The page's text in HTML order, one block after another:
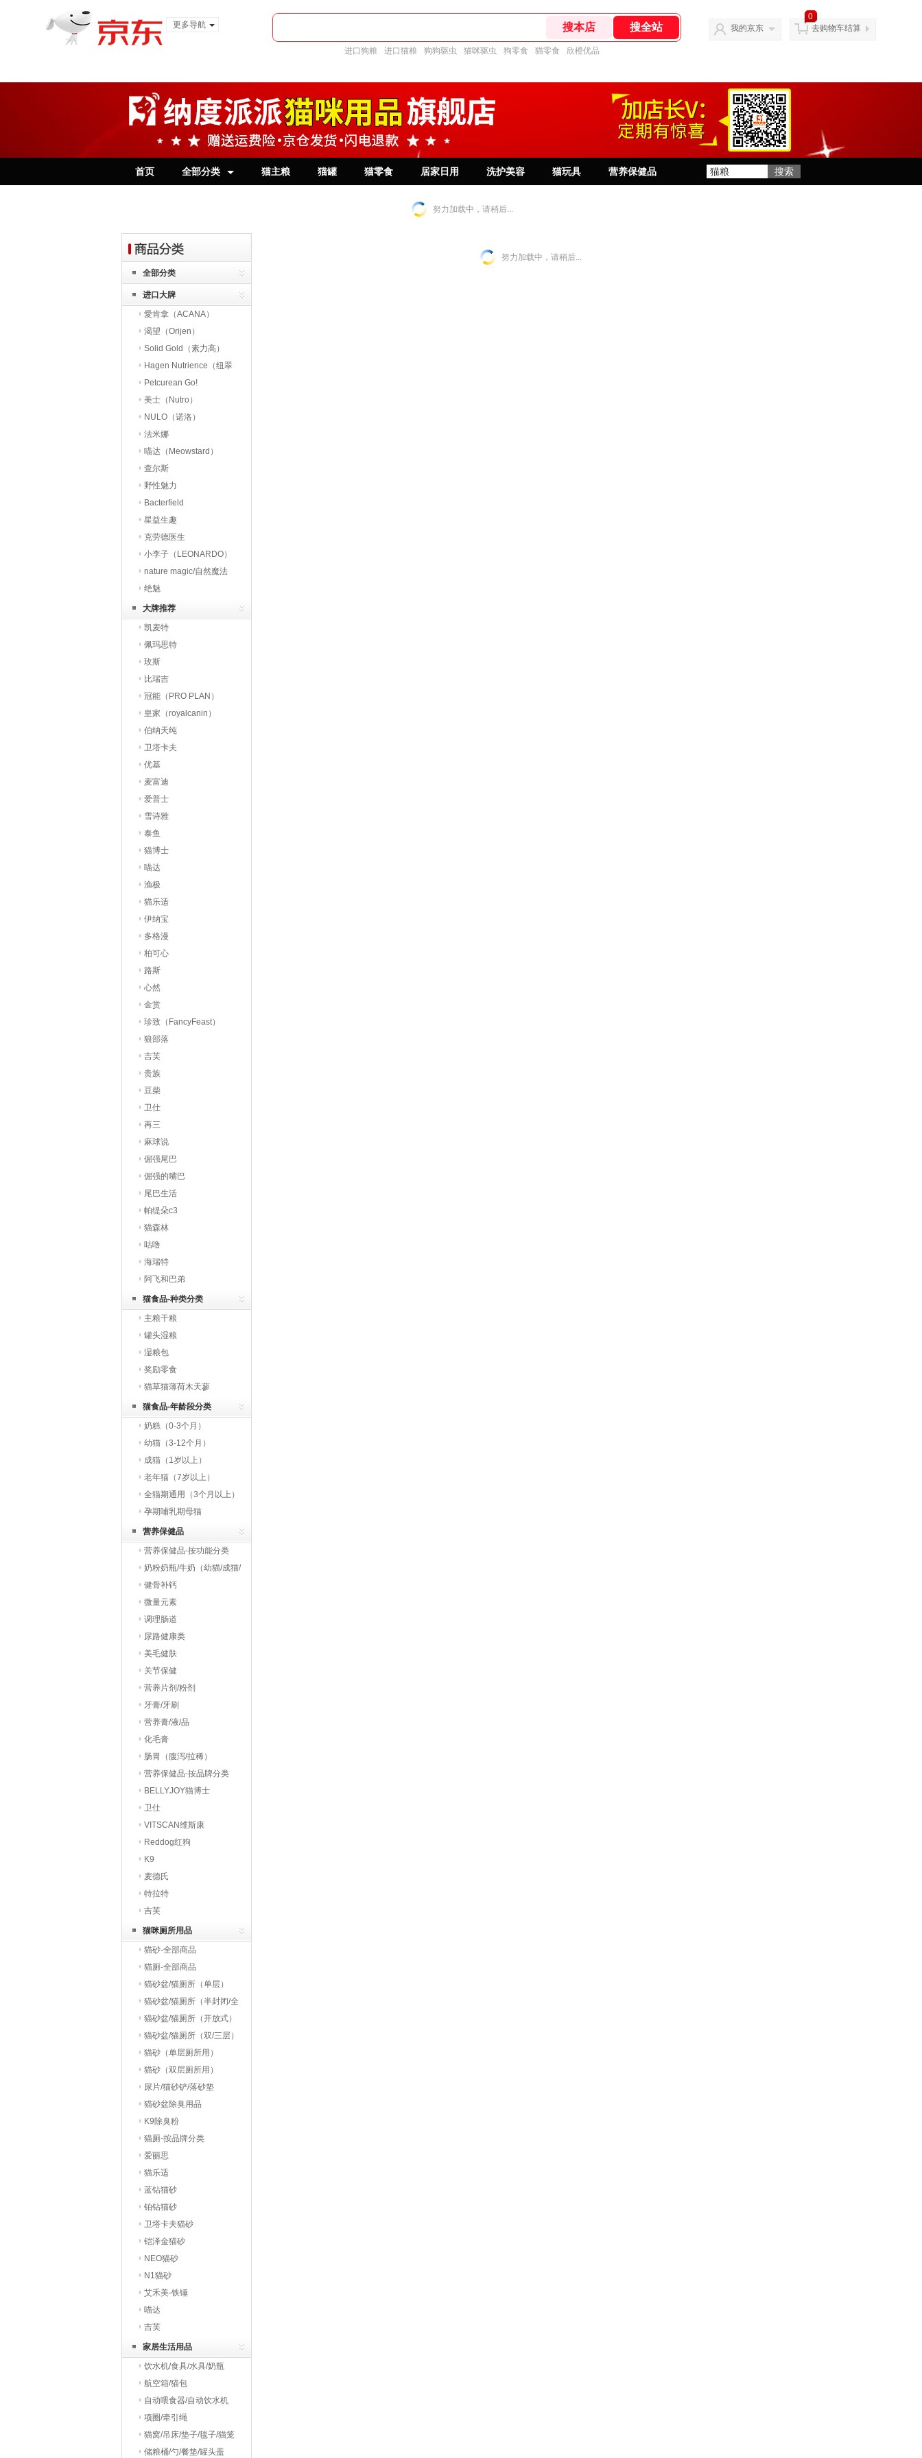
更多导航
进口狗粮 进口猫粮 狗狗驱虫 猫咪驱虫 狗零食 猫零食 欣橙优品
我的京东
0
去购物车结算
首页 全部分类 猫主粮 猫罐 猫零食 居家日用 洗护美容 猫玩具 营养保健品
努力加载中，请稍后...
全部分类
进口大牌
愛肯拿（ACANA）
渴望（Orijen）
Solid Gold（素力高）
Hagen Nutrience（纽翠
斯）
Petcurean Go!
美士（Nutro）
NULO（诺洛）
法米娜
喵达（Meowstard）
查尔斯
野性魅力
Bacterfield
星益生趣
（STELLA&CHEWY’S）
克劳德医生
小李子（LEONARDO）
nature magic/自然魔法
绝魅
大牌推荐
凯麦特
佩玛思特
玫斯
比瑞吉
冠能（PRO PLAN）
皇家（royalcanin）
伯纳天纯
卫塔卡夫
优基
麦富迪
爱普士
雪诗雅
泰鱼
猫博士
喵达
渔极
猫乐适
伊纳宝
多格漫
柏可心
路斯
心然
金赏
珍致（FancyFeast）
狼部落
吉芙
贵族
豆柴
卫仕
再三
麻球说
倔强尾巴
倔强的嘴巴
尾巴生活
帕缇朵c3
猫森林
咕噜
海瑞特
阿飞和巴弟
猫食品-种类分类
主粮干粮
罐头湿粮
湿粮包
奖励零食
猫草猫薄荷木天蓼
猫食品-年龄段分类
奶糕（0-3个月）
幼猫（3-12个月）
成猫（1岁以上）
老年猫（7岁以上）
全猫期通用（3个月以上）
孕期哺乳期母猫
营养保健品
营养保健品-按功能分类
奶粉奶瓶/牛奶（幼猫/成猫/
老猫）
健骨补钙
微量元素
调理肠道
尿路健康类
美毛健肤
关节保健
营养片剂/粉剂
牙膏/牙刷
营养膏/液/品
化毛膏
肠胃（腹泻/拉稀）
营养保健品-按品牌分类
BELLYJOY猫博士
卫仕
VITSCAN维斯康
Reddog红狗
K9
麦德氏
特拉特
吉芙
猫咪厕所用品
猫砂-全部商品
猫厕-全部商品
猫砂盆/猫厕所（单层）
猫砂盆/猫厕所（半封闭/全
封闭）
猫砂盆/猫厕所（开放式）
猫砂盆/猫厕所（双/三层）
猫砂（单层厕所用）
猫砂（双层厕所用）
尿片/猫砂铲/落砂垫
猫砂盆除臭用品
K9除臭粉
猫厕-按品牌分类
爱丽思
猫乐适
蓝钻猫砂
铂钻猫砂
卫塔卡夫猫砂
铠泽金猫砂
NEO猫砂
N1猫砂
艾禾美-铁锤
喵达
吉芙
家居生活用品
饮水机/食具/水具/奶瓶
航空箱/猫包
自动喂食器/自动饮水机
项圈/牵引绳
猫窝/吊床/垫子/毯子/猫笼
储粮桶/勺/餐垫/罐头盖
努力加载中，请稍后...